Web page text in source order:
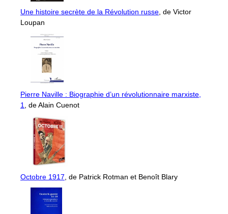
Une histoire secrète de la Révolution russe, de Victor
Loupan
Pierre Naville : Biographie d’un révolutionnaire marxiste,
1, de Alain Cuenot
Octobre 1917, de Patrick Rotman et Benoît Blary